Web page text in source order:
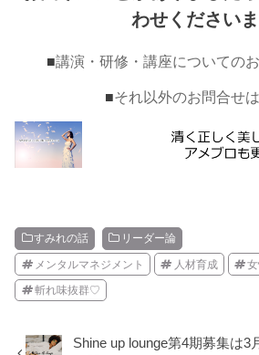
わせください
■講演・研修・講座についての
■それ以外のお問合せ
すみれの話 リーダー論
メンタルマネジメント 人材育成
斬れ味抜群♡
Shine up lounge第4期募集は3